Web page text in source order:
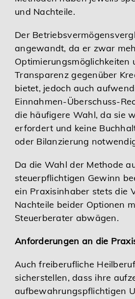
und Nachteile.
Der
angewandt, da er zwar
Optimierungsmöglichkeiten
Transparenz gegenüber
bietet, jedoch auch
Einnahmen-Überschuss-
die häufigere Wahl, da sie
erfordert und keine
oder Bilanzierung
Da die Wahl der Methode
steuerpflichtigen Gewinn
ein Praxisinhaber stets die
Nachteile beider Optionen
Steuerberater abwägen.
Anforderungen an die
Auch freiberufliche
sicherstellen, dass ihre
aufbewahrungspflichtigen